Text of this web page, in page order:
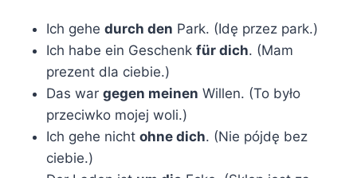
Ich gehe durch den Park. (Idę przez park.)
Ich habe ein Geschenk für dich. (Mam
prezent dla ciebie.)
Das war gegen meinen Willen. (To było
przeciwko mojej woli.)
Ich gehe nicht ohne dich. (Nie pójdę bez
ciebie.)